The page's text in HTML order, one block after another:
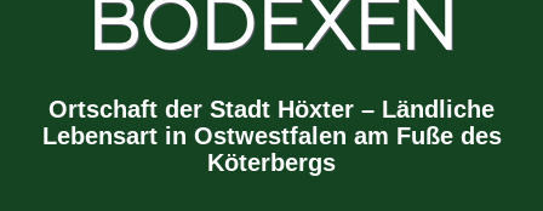
BÖDEXEN
Ortschaft der Stadt Höxter – Ländliche
Lebensart in Ostwestfalen am Fuße des
Köterbergs